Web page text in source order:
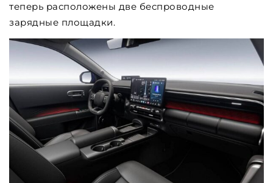
теперь расположены две беспроводные
зарядные площадки.